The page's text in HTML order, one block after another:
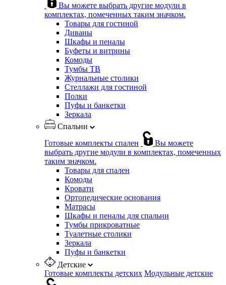
Вы можете выбрать другие модули в
комплектах, помеченных таким значком.
Товары для гостиной
Диваны
Шкафы и пеналы
Буфеты и витрины
Комоды
Тумбы ТВ
Журнальные столики
Стеллажи для гостиной
Полки
Пуфы и банкетки
Зеркала
Спальни
Готовые комплекты спален
Вы можете
выбрать другие модули в комплектах, помеченных
таким значком.
Товары для спален
Комоды
Кровати
Ортопедические основания
Матрасы
Шкафы и пеналы для спальни
Тумбы прикроватные
Туалетные столики
Зеркала
Пуфы и банкетки
Детские
Готовые комплекты детских Модульные детские